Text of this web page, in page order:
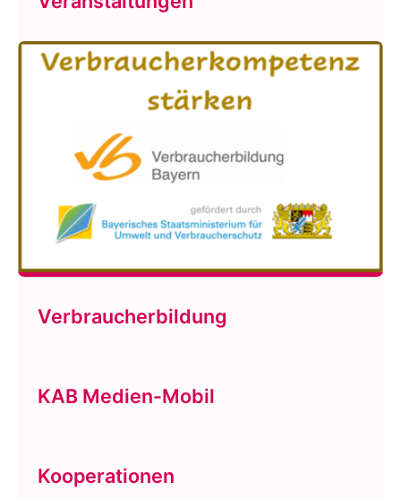
Verbraucherbildung
KAB Medien-Mobil
Kooperationen